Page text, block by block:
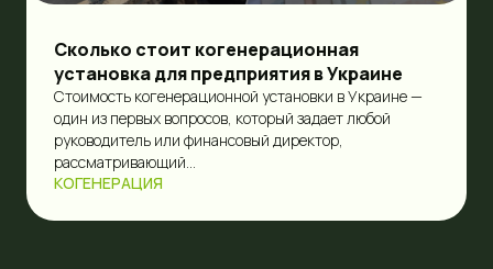
Сколько стоит когенерационная
установка для предприятия в Украине
Стоимость когенерационной установки в Украине —
один из первых вопросов, который задает любой
руководитель или финансовый директор,
рассматривающий...
КОГЕНЕРАЦИЯ